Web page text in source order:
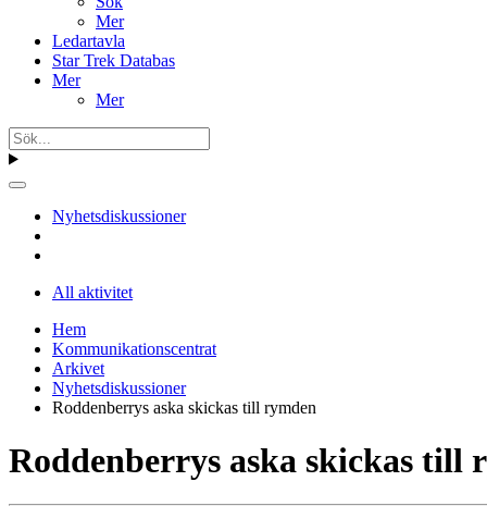
Mer
Ledartavla
Star Trek Databas
Mer
Mer
Nyhetsdiskussioner
All aktivitet
Hem
Kommunikationscentrat
Arkivet
Nyhetsdiskussioner
Roddenberrys aska skickas till rymden
Roddenberrys aska skickas till